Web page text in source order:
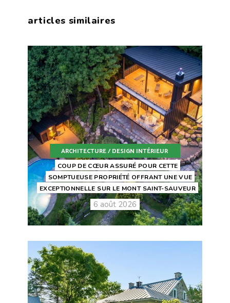
articles similaires
ARCHITECTURE / DESIGN INTÉRIEUR
COUP DE CŒUR ASSURÉ POUR CETTE
SOMPTUEUSE PROPRIÉTÉ OFFRANT UNE VUE
EXCEPTIONNELLE SUR LE MONT SAINT-SAUVEUR
6 août 2026